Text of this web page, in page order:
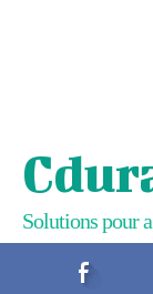
Solutions pour